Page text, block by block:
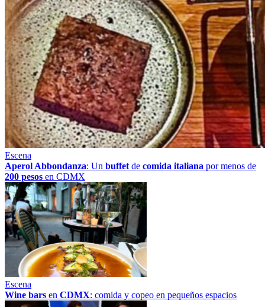
Escena
Aperol Abbondanza: Un buffet de comida italiana por menos de
200 pesos en CDMX
Escena
Wine bars en CDMX: comida y copeo en pequeños espacios